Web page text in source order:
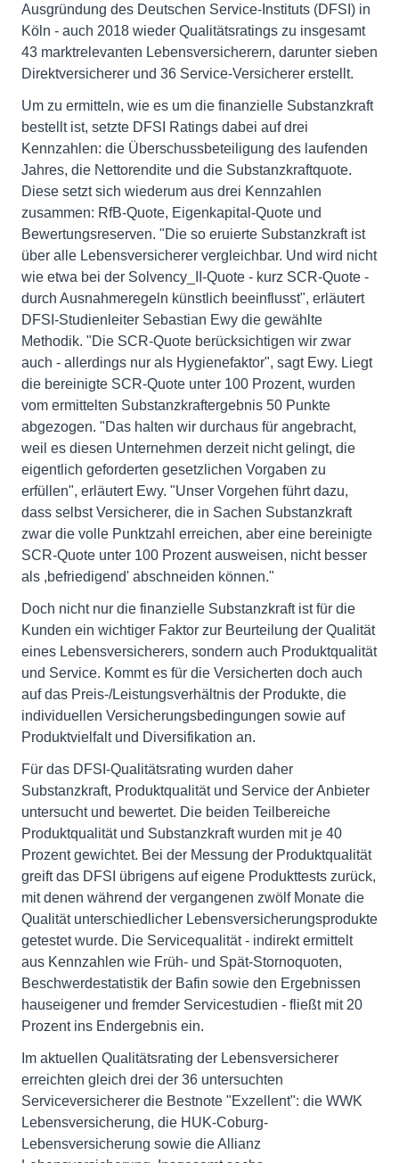
Ausgründung des Deutschen Service-Instituts (DFSI) in
Köln - auch 2018 wieder Qualitätsratings zu insgesamt
43 marktrelevanten Lebensversicherern, darunter sieben
Direktversicherer und 36 Service-Versicherer erstellt.
Um zu ermitteln, wie es um die finanzielle Substanzkraft
bestellt ist, setzte DFSI Ratings dabei auf drei
Kennzahlen: die Überschussbeteiligung des laufenden
Jahres, die Nettorendite und die Substanzkraftquote.
Diese setzt sich wiederum aus drei Kennzahlen
zusammen: RfB-Quote, Eigenkapital-Quote und
Bewertungsreserven. "Die so eruierte Substanzkraft ist
über alle Lebensversicherer vergleichbar. Und wird nicht
wie etwa bei der Solvency_II-Quote - kurz SCR-Quote -
durch Ausnahmeregeln künstlich beeinflusst", erläutert
DFSI-Studienleiter Sebastian Ewy die gewählte
Methodik. "Die SCR-Quote berücksichtigen wir zwar
auch - allerdings nur als Hygienefaktor", sagt Ewy. Liegt
die bereinigte SCR-Quote unter 100 Prozent, wurden
vom ermittelten Substanzkraftergebnis 50 Punkte
abgezogen. "Das halten wir durchaus für angebracht,
weil es diesen Unternehmen derzeit nicht gelingt, die
eigentlich geforderten gesetzlichen Vorgaben zu
erfüllen", erläutert Ewy. "Unser Vorgehen führt dazu,
dass selbst Versicherer, die in Sachen Substanzkraft
zwar die volle Punktzahl erreichen, aber eine bereinigte
SCR-Quote unter 100 Prozent ausweisen, nicht besser
als ,befriedigend' abschneiden können."
Doch nicht nur die finanzielle Substanzkraft ist für die
Kunden ein wichtiger Faktor zur Beurteilung der Qualität
eines Lebensversicherers, sondern auch Produktqualität
und Service. Kommt es für die Versicherten doch auch
auf das Preis-/Leistungsverhältnis der Produkte, die
individuellen Versicherungsbedingungen sowie auf
Produktvielfalt und Diversifikation an.
Für das DFSI-Qualitätsrating wurden daher
Substanzkraft, Produktqualität und Service der Anbieter
untersucht und bewertet. Die beiden Teilbereiche
Produktqualität und Substanzkraft wurden mit je 40
Prozent gewichtet. Bei der Messung der Produktqualität
greift das DFSI übrigens auf eigene Produkttests zurück,
mit denen während der vergangenen zwölf Monate die
Qualität unterschiedlicher Lebensversicherungsprodukte
getestet wurde. Die Servicequalität - indirekt ermittelt
aus Kennzahlen wie Früh- und Spät-Stornoquoten,
Beschwerdestatistik der Bafin sowie den Ergebnissen
hauseigener und fremder Servicestudien - fließt mit 20
Prozent ins Endergebnis ein.
Im aktuellen Qualitätsrating der Lebensversicherer
erreichten gleich drei der 36 untersuchten
Serviceversicherer die Bestnote "Exzellent": die WWK
Lebensversicherung, die HUK-Coburg-
Lebensversicherung sowie die Allianz